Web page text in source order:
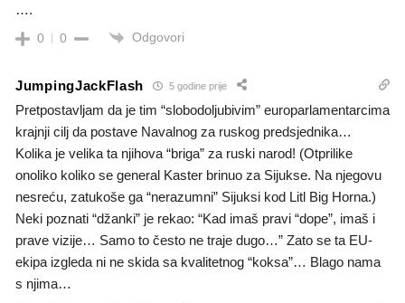
….
0 0 Odgovori
JumpingJackFlash 5 godine prije
Pretpostavljam da je tim “slobodoljubivim” europarlamentarcima
krajnji cilj da postave Navalnog za ruskog predsjednika…
Kolika je velika ta njihova “briga” za ruski narod! (Otprilike
onoliko koliko se general Kaster brinuo za Sijukse. Na njegovu
nesreću, zatukoše ga “nerazumni” Sijuksi kod Litl Big Horna.)
Neki poznati “džanki” je rekao: “Kad imaš pravi “dope”, imaš i
prave vizije… Samo to često ne traje dugo…” Zato se ta EU-
ekipa izgleda ni ne skida sa kvalitetnog “koksa”… Blago nama
s njima…